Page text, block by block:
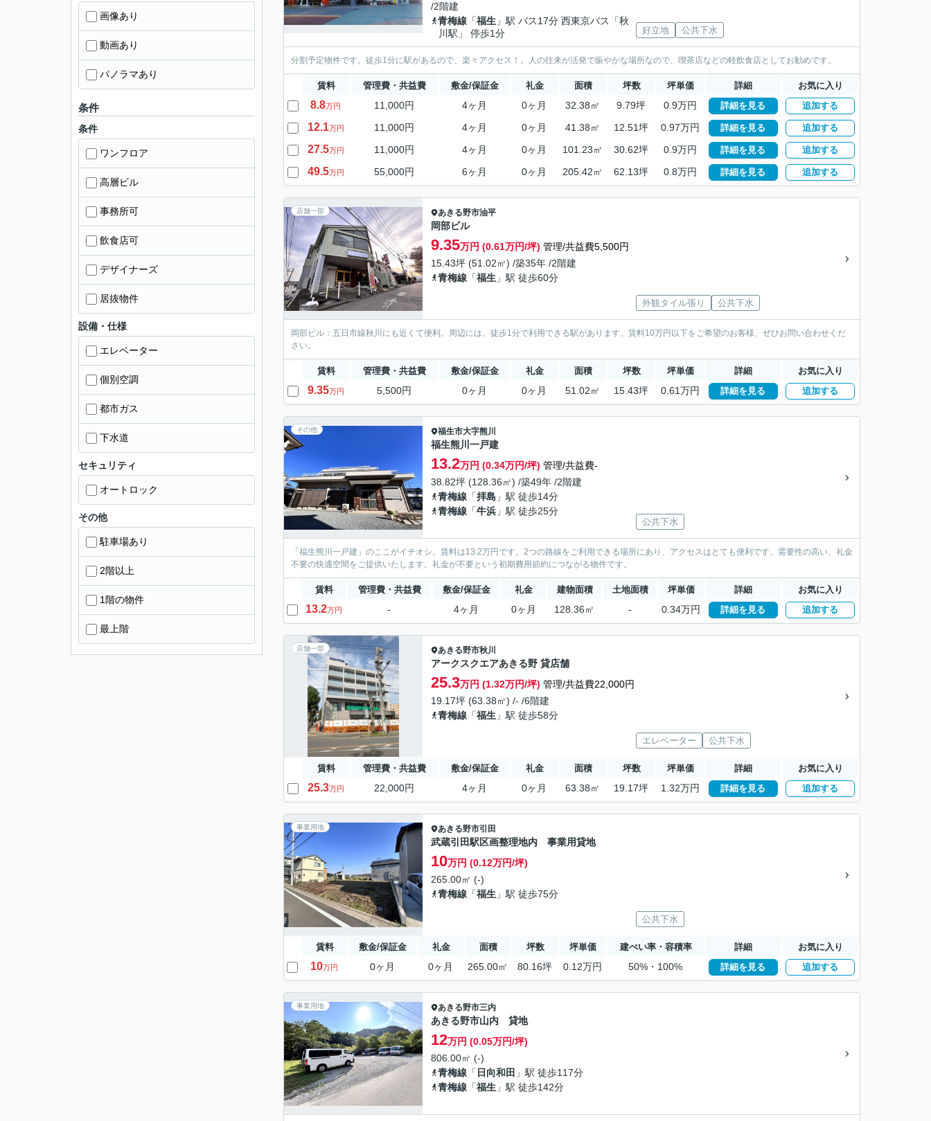
/2階建
青梅線 「福生 」駅 バス17分 西東京バス「秋
川駅」 停歩1分
好立地 公共下水
分割予定物件です。徒歩1分に駅があるので、楽々アクセス！。人の往来が活発で賑やかな場所なので、喫茶店などの軽飲食店としてお勧めです。
賃料 管理費・共益費 敷金/保証金 礼金 面積 坪数 坪単価 詳細 お気に入り
8.8万円 11,000円 4ヶ月 0ヶ月 32.38㎡ 9.79坪 0.9万円 詳細を見る 追加する
12.1万円 11,000円 4ヶ月 0ヶ月 41.38㎡ 12.51坪 0.97万円 詳細を見る 追加する
27.5万円 11,000円 4ヶ月 0ヶ月 101.23㎡ 30.62坪 0.9万円 詳細を見る 追加する
49.5万円 55,000円 6ヶ月 0ヶ月 205.42㎡ 62.13坪 0.8万円 詳細を見る 追加する
店舗一部 あきる野市油平
岡部ビル
9.35万円 (0.61万円/坪) 管理/共益費5,500円
15.43坪 (51.02㎡) /築35年 /2階建
青梅線 「福生 」駅 徒歩60分
外観タイル張り 公共下水
岡部ビル：五日市線秋川にも近くて便利。周辺には、徒歩1分で利用できる駅があります。賃料10万円以下をご希望のお客様、ぜひお問い合わせくだ
さい。
賃料 管理費・共益費 敷金/保証金 礼金 面積 坪数 坪単価 詳細 お気に入り
9.35万円 5,500円 0ヶ月 0ヶ月 51.02㎡ 15.43坪 0.61万円 詳細を見る 追加する
その他 福生市大字熊川
福生熊川一戸建
13.2万円 (0.34万円/坪) 管理/共益費-
38.82坪 (128.36㎡) /築49年 /2階建
青梅線 「拝島 」駅 徒歩14分
青梅線 「牛浜 」駅 徒歩25分
公共下水
「福生熊川一戸建」のここがイチオシ。賃料は13.2万円です。2つの路線をご利用できる場所にあり、アクセスはとても便利です。需要性の高い、礼金
不要の快適空間をご提供いたします。礼金が不要という初期費用節約につながる物件です。
賃料 管理費・共益費 敷金/保証金 礼金 建物面積 土地面積 坪単価 詳細 お気に入り
13.2万円 - 4ヶ月 0ヶ月 128.36㎡ - 0.34万円 詳細を見る 追加する
店舗一部 あきる野市秋川
アークスクエアあきる野 貸店舗
25.3万円 (1.32万円/坪) 管理/共益費22,000円
19.17坪 (63.38㎡) /- /6階建
青梅線 「福生 」駅 徒歩58分
エレベーター 公共下水
賃料 管理費・共益費 敷金/保証金 礼金 面積 坪数 坪単価 詳細 お気に入り
25.3万円 22,000円 4ヶ月 0ヶ月 63.38㎡ 19.17坪 1.32万円 詳細を見る 追加する
事業用地 あきる野市引田
武蔵引田駅区画整理地内 事業用貸地
10万円 (0.12万円/坪)
265.00㎡ (-)
青梅線 「福生 」駅 徒歩75分
公共下水
賃料 敷金/保証金 礼金 面積 坪数 坪単価 建ぺい率・容積率 詳細 お気に入り
10万円 0ヶ月 0ヶ月 265.00㎡ 80.16坪 0.12万円 50%・100% 詳細を見る 追加する
事業用地 あきる野市三内
あきる野市山内 貸地
12万円 (0.05万円/坪)
806.00㎡ (-)
青梅線 「 日向和田 」駅 徒歩117分
青梅線 「福生 」駅 徒歩142分
画像あり
動画あり
パノラマあり
条件
条件
ワンフロア
高層ビル
事務所可
飲食店可
デザイナーズ
居抜物件
設備・仕様
エレベーター
個別空調
都市ガス
下水道
セキュリティ
オートロック
その他
駐車場あり
2階以上
1階の物件
最上階